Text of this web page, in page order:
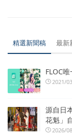
精選新聞稿 最新
FLOC
2021/
源自日
花魁」
2026/